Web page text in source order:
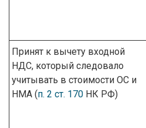
Принят к вычету входной
НДС, который следовало
учитывать в стоимости ОС и
НМА (п. 2 ст. 170 НК РФ)